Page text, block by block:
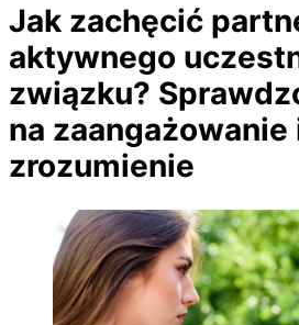
Jak zachęcić
aktywnego
związku?
na
zrozumienie